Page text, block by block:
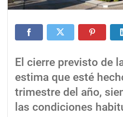
El cierre previsto de
estima que esté
trimestre del año,
las condiciones